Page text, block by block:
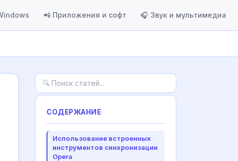
📲 Приложения и софт 🎧 Звук и мультимедиа
СОДЕРЖАНИЕ
Использование встроенных
инструментов синхронизации
Opera